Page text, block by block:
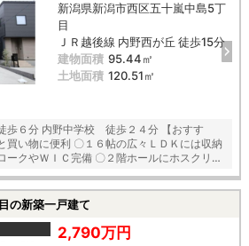
新潟県新潟市西区五十嵐中島5丁
目
ＪＲ越後線 内野西が丘 徒歩15分
建物面積 95.44㎡
土地面積 120.51㎡
帖の広々ＬＤＫには収納
の新築一戸建て
2,790万円